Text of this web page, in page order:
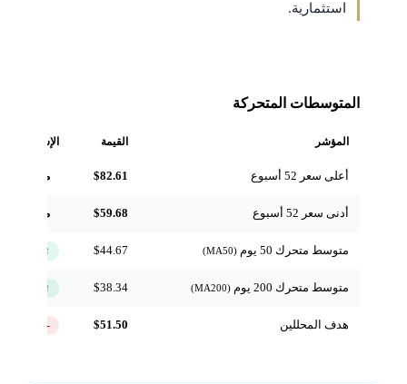
استثمارية.
المتوسطات المتحركة
المؤشر القيمة الإشارة
أعلى سعر 52 أسبوع $82.61 مرجعي
أدنى سعر 52 أسبوع $59.68 مرجعي
متوسط متحرك 50 يوم $44.67 ↑ فوق
متوسط متحرك 200 يوم $38.34 ↑ فوق
هدف المحللين $51.50